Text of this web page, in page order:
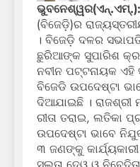
ଭୁବନେଶ୍ୱର(ଏନ୍‌.ଏମ୍‌.):
(ବିଜେଡ଼ି)ର
। ବିଜେଡ଼ି ଦଳର
ଛୁରିଆଙ୍କ ସୁପାରିଶ
ନବୀନ ପଟ୍ଟନାୟକ
ବିଜେଡି ଉପଦେଷ୍ଟା
ଦିଆଯାଇଛି ।
ରୀତା ତରାଇ, ଲତିକା
ଉପଦେଷ୍ଟା ଭାବେ
୩ ଜଣଙ୍କୁ କାର୍ଯ୍ୟକାରୀ